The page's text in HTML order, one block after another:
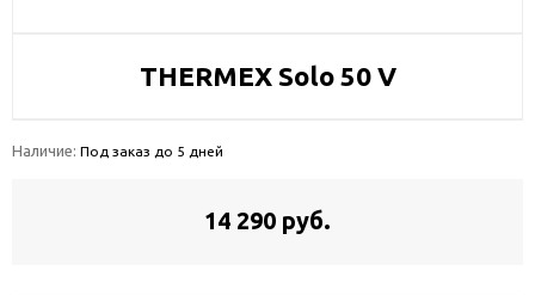
THERMEX Solo 50 V
Наличие: Под заказ до 5 дней
14 290 руб.